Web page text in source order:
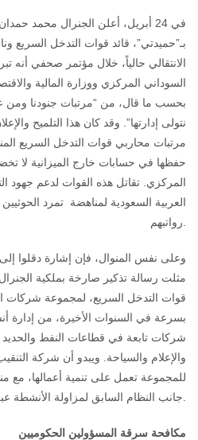
في 24 أبريل، أعلن الجنرال محمد
بـ”حميدتي”، قائد قوات التدخل
السوداني المركزي ووزارة المالية
بحسب ما قال، من “مرتبات جنودنا ومن
نتولى إدارتها”. وقد كان هذا التلميح
مرتبات محاربي قوات التدخل السريع
حفظها في حسابات خارج الميزانية لا
المركزي. تقاتل هذه القوات لدعم جهود
العربية السعودية لمناهضة تمرد
وعلى نفس المنوال، فإن إشارة دقلوا
مثلت رسالة تذكير صارخة بملكية
قوات التدخل السريع، لمجموعة شركات
بسرعة في السنوات الأخيرة، من إدارة
شركات تابعة في قطاعات النفط والحديد
والإعلام والسياحة. ويبدو أن شركة
للمجموعة تعمل على تنمية أعمالها، مع
مكافحة سرقة المسؤولين الحكوميين